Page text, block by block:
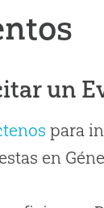
un
para
en